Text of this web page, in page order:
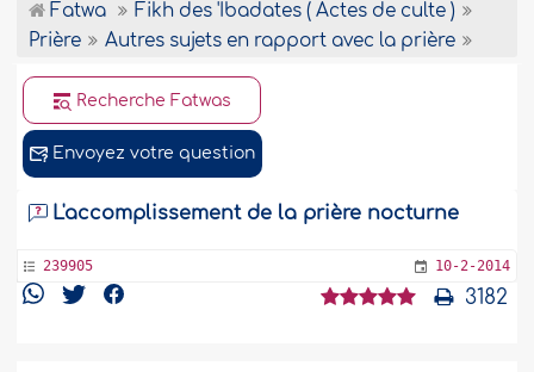
Fatwa
Fikh des 'Ibadates ( Actes de culte )
Prière
Autres sujets en rapport avec la prière
Recherche Fatwas
Envoyez votre question
L'accomplissement de la prière nocturne
239905 10-2-2014
3182